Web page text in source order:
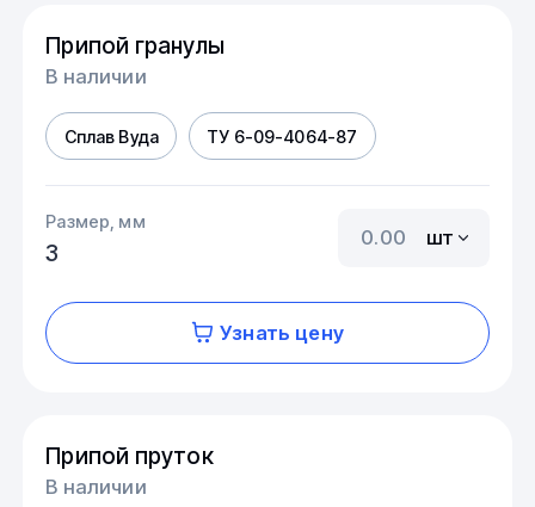
Припой гранулы
В наличии
Сплав Вуда ТУ 6-09-4064-87
Размер, мм
3
шт
Узнать цену
Припой пруток
В наличии